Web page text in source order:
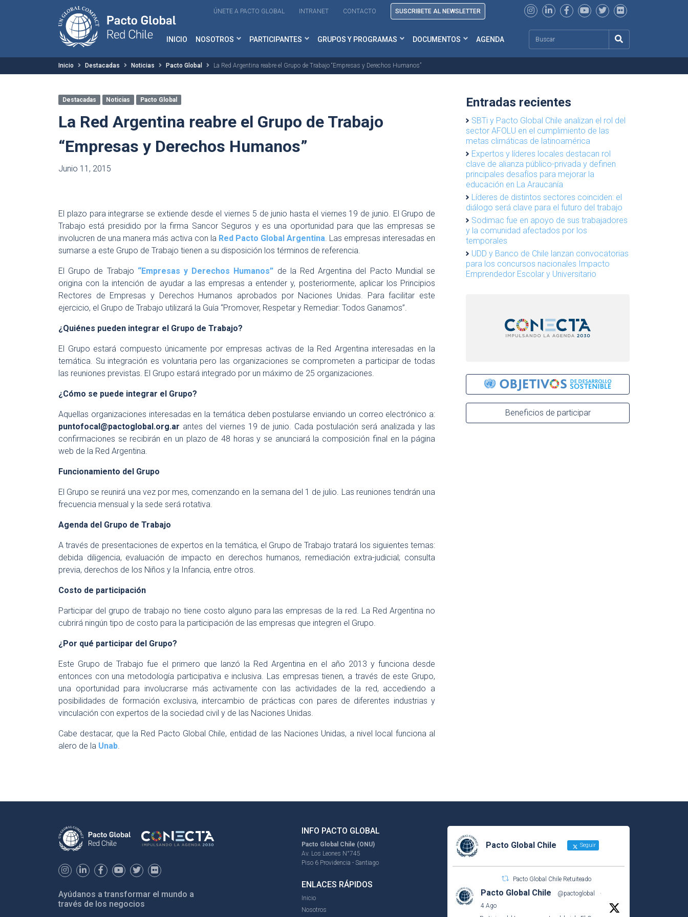
ÚNETE A PACTO GLOBAL INTRANET CONTACTO SUSCRIBETE AL NEWSLETTER
INICIO NOSOTROS PARTICIPANTES GRUPOS Y PROGRAMAS DOCUMENTOS AGENDA
Inicio Destacadas Noticias Pacto Global La Red Argentina reabre el Grupo de Trabajo “Empresas y Derechos Humanos”
Destacadas Noticias Pacto Global
La Red Argentina reabre el Grupo de Trabajo
“Empresas y Derechos Humanos”
Junio 11, 2015
El plazo para integrarse se extiende desde el viernes 5 de junio hasta el viernes 19 de junio. El Grupo de
Trabajo está presidido por la firma Sancor Seguros y es una oportunidad para que las empresas se
involucren de una manera más activa con la Red Pacto Global Argentina. Las empresas interesadas en
sumarse a este Grupo de Trabajo tienen a su disposición los términos de referencia.
El Grupo de Trabajo “Empresas y Derechos Humanos” de la Red Argentina del Pacto Mundial se
origina con la intención de ayudar a las empresas a entender y, posteriormente, aplicar los Principios
Rectores de Empresas y Derechos Humanos aprobados por Naciones Unidas. Para facilitar este
ejercicio, el Grupo de Trabajo utilizará la Guía “Promover, Respetar y Remediar: Todos Ganamos”.
¿Quiénes pueden integrar el Grupo de Trabajo?
El Grupo estará compuesto únicamente por empresas activas de la Red Argentina interesadas en la
temática. Su integración es voluntaria pero las organizaciones se comprometen a participar de todas
las reuniones previstas. El Grupo estará integrado por un máximo de 25 organizaciones.
¿Cómo se puede integrar el Grupo?
Aquellas organizaciones interesadas en la temática deben postularse enviando un correo electrónico a:
puntofocal@pactoglobal.org.ar antes del viernes 19 de junio. Cada postulación será analizada y las
confirmaciones se recibirán en un plazo de 48 horas y se anunciará la composición final en la página
web de la Red Argentina.
Funcionamiento del Grupo
El Grupo se reunirá una vez por mes, comenzando en la semana del 1 de julio. Las reuniones tendrán una
frecuencia mensual y la sede será rotativa.
Agenda del Grupo de Trabajo
A través de presentaciones de expertos en la temática, el Grupo de Trabajo tratará los siguientes temas:
debida diligencia, evaluación de impacto en derechos humanos, remediación extra-judicial; consulta
previa, derechos de los Niños y la Infancia, entre otros.
Costo de participación
Participar del grupo de trabajo no tiene costo alguno para las empresas de la red. La Red Argentina no
cubrirá ningún tipo de costo para la participación de las empresas que integren el Grupo.
¿Por qué participar del Grupo?
Este Grupo de Trabajo fue el primero que lanzó la Red Argentina en el año 2013 y funciona desde
entonces con una metodología participativa e inclusiva. Las empresas tienen, a través de este Grupo,
una oportunidad para involucrarse más activamente con las actividades de la red, accediendo a
posibilidades de formación exclusiva, intercambio de prácticas con pares de diferentes industrias y
vinculación con expertos de la sociedad civil y de las Naciones Unidas.
Cabe destacar, que la Red Pacto Global Chile, entidad de las Naciones Unidas, a nivel local funciona al
alero de la Unab.
Entradas recientes
SBTi y Pacto Global Chile analizan el rol del
sector AFOLU en el cumplimiento de las
metas climáticas de latinoamérica
Expertos y líderes locales destacan rol
clave de alianza público-privada y definen
principales desafíos para mejorar la
educación en La Araucanía
Líderes de distintos sectores coinciden: el
diálogo será clave para el futuro del trabajo
Sodimac fue en apoyo de sus trabajadores
y la comunidad afectados por los
temporales
UDD y Banco de Chile lanzan convocatorias
para los concursos nacionales Impacto
Emprendedor Escolar y Universitario
Beneficios de participar
Ayúdanos a transformar el mundo a
través de los negocios
INFO PACTO GLOBAL
Pacto Global Chile (ONU)
Av. Los Leones N°745
Piso 6 Providencia - Santiago
ENLACES RÁPIDOS
Inicio
Nosotros
Pacto Global Chile Seguir
Pacto Global Chile Retuiteado
Pacto Global Chile @pactoglobal
·
4 Ago